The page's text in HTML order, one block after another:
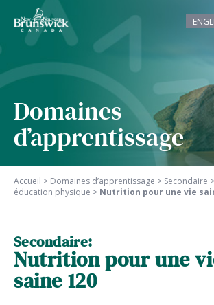
Domaines
d’apprentissage
Accueil > Domaines d’apprentissage > Secondaire >
éducation physique > Nutrition pour une vie
Secondaire:
Nutrition pour une
saine 120